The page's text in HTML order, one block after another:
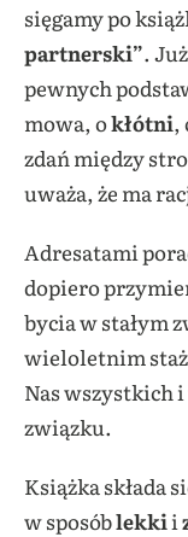
sięgamy po
partnerski”.
pewnych
mowa, okłótni,
zdań między
uważa, że ma
Adresatami
dopiero
bycia w stałym
wieloletnim
Nas wszystkich
związku.
Książka składa
w sposóblekki i